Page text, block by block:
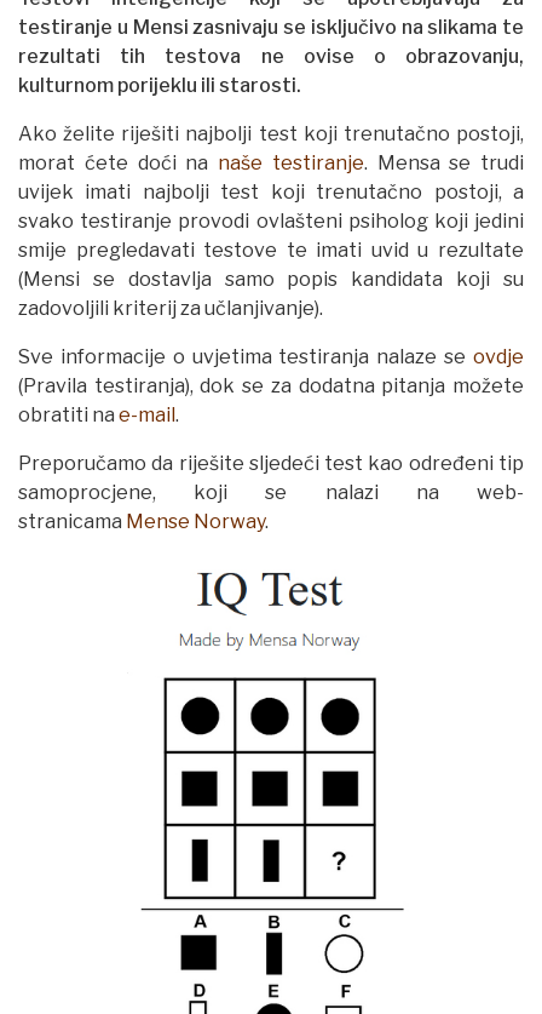
testiranje u Mensi zasnivaju se isključivo na slikama te
rezultati tih testova ne ovise o obrazovanju,
kulturnom porijeklu ili starosti.
Ako želite riješiti najbolji test koji trenutačno postoji,
morat ćete doći na naše testiranje. Mensa se trudi
uvijek imati najbolji test koji trenutačno postoji, a
svako testiranje provodi ovlašteni psiholog koji jedini
smije pregledavati testove te imati uvid u rezultate
(Mensi se dostavlja samo popis kandidata koji su
zadovoljili kriterij za učlanjivanje).
Sve informacije o uvjetima testiranja nalaze se ovdje
(Pravila testiranja), dok se za dodatna pitanja možete
obratiti na e-mail.
Preporučamo da riješite sljedeći test kao određeni tip
samoprocjene, koji se nalazi na web-
stranicama Mense Norway.